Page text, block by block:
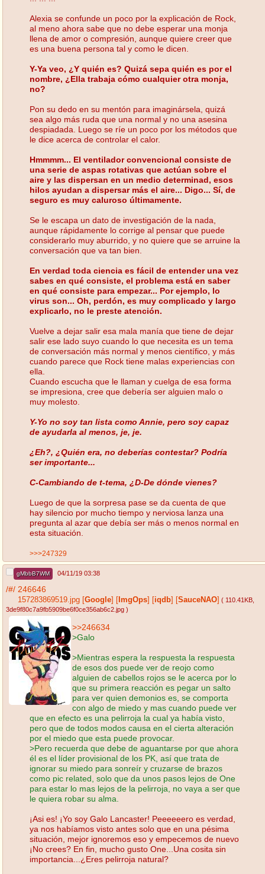
Alexia se confunde un poco por la explicación de Rock,
al meno ahora sabe que no debe esperar una monja
llena de amor o compresión, aunque quiere creer que
es una buena persona tal y como le dicen.
Y-Ya veo, ¿Y quién es? Quizá sepa quién es por el
nombre, ¿Ella trabaja cómo cualquier otra monja,
no?
Pon su dedo en su mentón para imaginársela, quizá
sea algo más ruda que una normal y no una asesina
despiadada. Luego se ríe un poco por los métodos que
le dice acerca de controlar el calor.
Hmmmm... El ventilador convencional consiste de
una serie de aspas rotativas que actúan sobre el
aire y las dispersan en un medio determinad, esos
hilos ayudan a dispersar más el aire... Digo... Sí, de
seguro es muy caluroso últimamente.
Se le escapa un dato de investigación de la nada,
aunque rápidamente lo corrige al pensar que puede
considerarlo muy aburrido, y no quiere que se arruine la
conversación que va tan bien.
En verdad toda ciencia es fácil de entender una vez
sabes en qué consiste, el problema está en saber
en qué consiste para empezar... Por ejemplo, lo
virus son... Oh, perdón, es muy complicado y largo
explicarlo, no le preste atención.
Vuelve a dejar salir esa mala manía que tiene de dejar
salir ese lado suyo cuando lo que necesita es un tema
de conversación más normal y menos científico, y más
cuando parece que Rock tiene malas experiencias con
ella.
Cuando escucha que le llaman y cuelga de esa forma
se impresiona, cree que debería ser alguien malo o
muy molesto.
Y-Yo no soy tan lista como Annie, pero soy capaz
de ayudarla al menos, je, je.
¿Eh?, ¿Quién era, no deberías contestar? Podría
ser importante...
C-Cambiando de t-tema, ¿D-De dónde vienes?
Luego de que la sorpresa pase se da cuenta de que
hay silencio por mucho tiempo y nerviosa lanza una
pregunta al azar que debía ser más o menos normal en
esta situación.
>>>247329
gMbbB7WM 04/11/19 03:38
/#/ 246646
157283869519.jpg Google ImgOps iqdb SauceNAO ( 110.41KB
3de9f80c7a9fb5909be6f0ce356ab6c2.jpg )
>>246634
>Galo
>Mientras espera la respuesta la respuesta
de esos dos puede ver de reojo como
alguien de cabellos rojos se le acerca por lo
que su primera reacción es pegar un salto
para ver quien demonios es, se comporta
con algo de miedo y mas cuando puede ver
que en efecto es una pelirroja la cual ya había visto,
pero que de todos modos causa en el cierta alteración
por el miedo que esta puede provocar.
>Pero recuerda que debe de aguantarse por que ahora
él es el líder provisional de los PK, así que trata de
ignorar su miedo para sonreír y cruzarse de brazos
como pic related, solo que da unos pasos lejos de One
para estar lo mas lejos de la pelirroja, no vaya a ser que
le quiera robar su alma.
¡Asi es! ¡Yo soy Galo Lancaster! Peeeeeero es verdad,
ya nos habíamos visto antes solo que en una pésima
situación, mejor ignoremos eso y empecemos de nuevo
¡No crees? En fin, mucho gusto One...Una cosita sin
importancia...¿Eres pelirroja natural?